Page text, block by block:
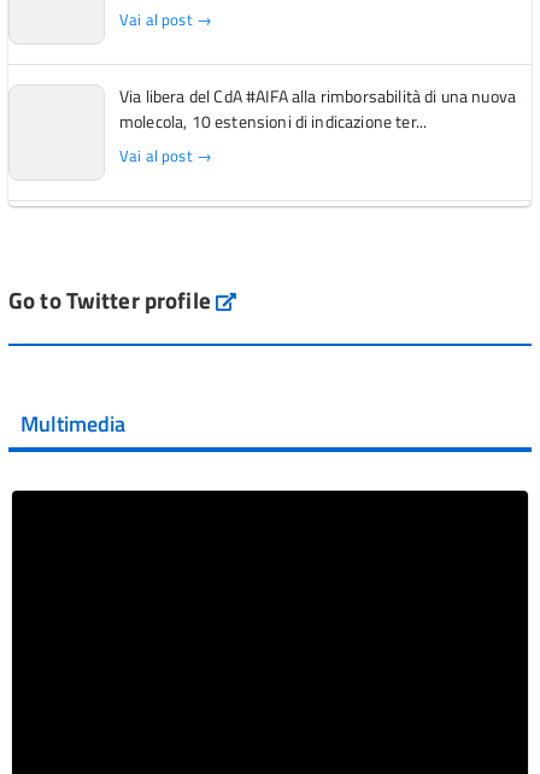
Vai al post →
Via libera del CdA #AIFA alla rimborsabilità di una nuova
molecola, 10 estensioni di indicazione ter...
Vai al post →
Vai al post →
Vai al post →
Go to Twitter profile aifa_ufficiale
Multimedia